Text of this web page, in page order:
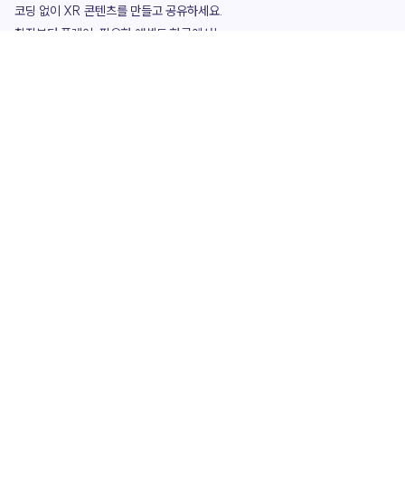
코딩 없이 XR 콘텐츠를 만들고 공유하세요.
창작부터 플레이, 필요한 애셋도 한곳에서!